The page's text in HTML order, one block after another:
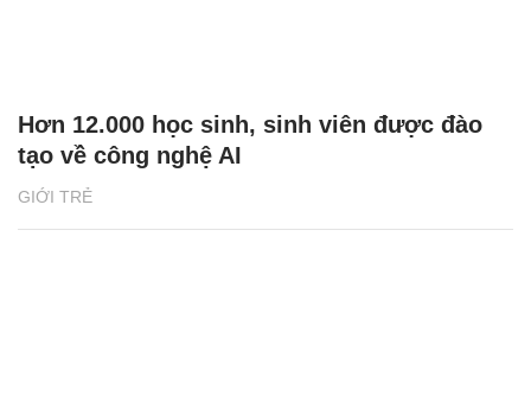
GIỚI TRẺ
Hơn 12.000 học sinh, sinh viên được đào
tạo về công nghệ AI